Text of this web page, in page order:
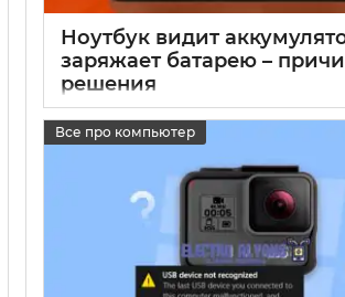
Ноутбук видит
заряжает батарею –
решения
Все про компьютер